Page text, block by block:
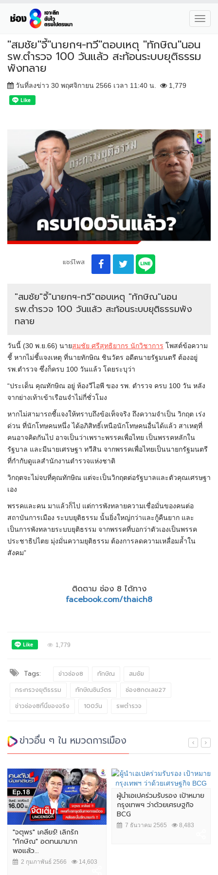
"สมชัย"จี้"นายกฯ-ทวี"ตอบเหตุ "ทักษิณ"นอน
รพ.ตำรวจ 100 วันแล้ว สะท้อนระบบยุติธรรม
พังทลาย
วันที่ลงข่าว 30 พฤศจิกายน 2566 เวลา 11:40 น. 1,779
แชร์โพส
"สมชัย"จี้"นายกฯ-ทวี"ตอบเหตุ "ทักษิณ"นอน
รพ.ตำรวจ 100 วันแล้ว สะท้อนระบบยุติธรรมพัง
ทลาย
วันนี้ (30 พ.ย.66) นายสมชัย ศรีสุทธิยากร นักวิชาการ โพสต์ข้อความ
ชี้ หากไม่ชี้แจงเหตุ ที่นายทักษิณ ชินวัตร อดีตนายรัฐมนตรี ต้องอยู่
รพ.ตำรวจ ซึ่งก็ครบ 100 วันแล้ว โดยระบุว่า
“ประเด็น คุณทักษิณ อยู่ ห้องวีไอพี ของ รพ. ตำรวจ ครบ 100 วัน หลัง
จากย่างเท้าเข้าเรือนจำไม่กี่ชั่วโมง
หากไม่สามารถชี้แจงให้ทราบถึงข้อเท็จจริง ถึงความจำเป็น วิกฤต เร่ง
ด่วน ที่นักโทษคนหนึ่ง ได้อภิสิทธิ์เหนือนักโทษคนอื่นได้แล้ว สาเหตุที่
คนอาจคิดกันไป อาจเป็นว่าเพราะพรรคเพื่อไทย เป็นพรรคหลักใน
รัฐบาล และมีนายเศรษฐา ทวีสิน จากพรรคเพื่อไทยเป็นนายกรัฐมนตรี
ที่กำกับดูแลสำนักงานตำรวจแห่งชาติ
วิกฤตจะไม่จบที่คุณทักษิณ แต่จะเป็นวิกฤตต่อรัฐบาลและตัวคุณเศรษฐา
เอง
พรรคและคน มาแล้วก็ไป แต่การพังทลายความเชื่อมั่นของคนต่อ
สถาบันการเมือง ระบบยุติธรรม นั้นยิ่งใหญ่กว่าและกู้คืนยาก และ
เป็นการพังทลายระบบยุติธรรม จากพรรคที่บอกว่าตัวเองเป็นพรรค
ประชาธิปไตย มุ่งมั่นความยุติธรรม ต้องการลดความเหลื่อมล้ำใน
สังคม”
ติดตาม ช่อง 8 ได้ทาง
facebook.com/thaich8
1,779
Tags: ข่าวช่อง8 ทักษิณ
สมชัย
กระทรวงยุติธรรม
ทักษิณชินวัตร
ช่อง8กดเลข27
ข่าวช่อง8ที่นี่ของจริง
100วัน รพตำรวจ
ข่าวอื่น ๆ ใน หมวดการเมือง
"จตุพร" เคลียร์! เลิกรัก
"ทักษิณ" อดทนมามาก
พอแล้ว...
2 กุมภาพันธ์ 2566 14,603
ผู้นำเอเปคร่วมรับรอง เป้าหมาย
กรุงเทพฯ ว่าด้วยเศรษฐกิจ
BCG
7 ธันวาคม 2565 8,483